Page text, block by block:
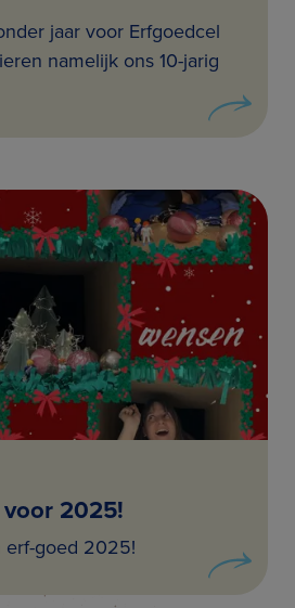
jaar voor Erfgoedcel
namelijk ons 10-jarig
2025!
erf-goed 2025!